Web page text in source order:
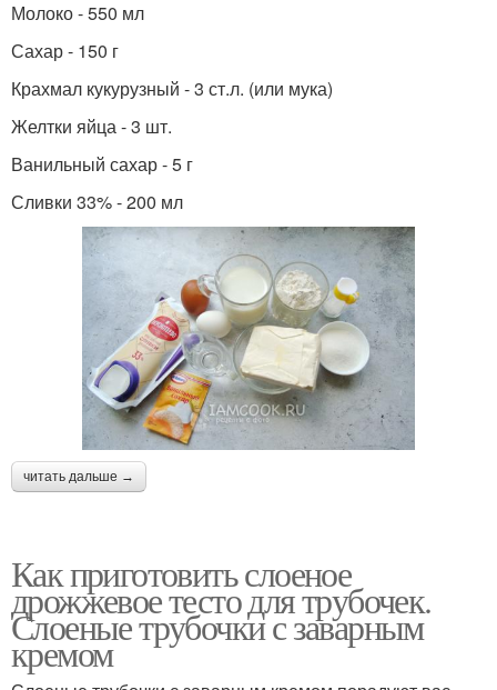
Молоко - 550 мл
Сахар - 150 г
Крахмал кукурузный - 3 ст.л. (или мука)
Желтки яйца - 3 шт.
Ванильный сахар - 5 г
Сливки 33% - 200 мл
читать дальше →
Как приготовить слоеное
дрожжевое тесто для трубочек.
Слоеные трубочки с заварным
кремом